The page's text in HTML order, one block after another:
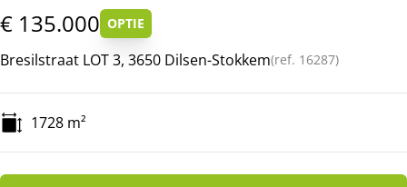
€ 135.000 OPTIE
Bresilstraat LOT 3, 3650 Dilsen-Stokkem(ref. 16287)
1728 m²